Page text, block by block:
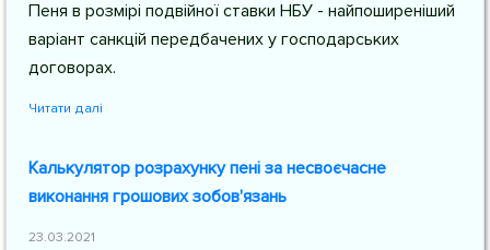
Пеня в розмірі подвійної ставки НБУ - найпоширеніший
варіант санкцій передбачених у господарських
договорах.
Читати далі
Калькулятор розрахунку пені за несвоєчасне
виконання грошових зобов'язань
23.03.2021